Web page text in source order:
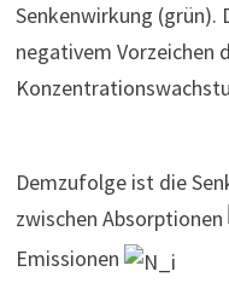
Senkenwirkung (grün).
negativem Vorzeichen
Demzufolge ist die
zwischen Absorptionen
Emissionen